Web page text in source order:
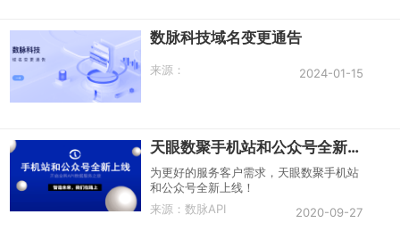
数脉科技域名变更通告
来源： 2024-01-15
天眼数聚手机站和公众号全新上线！
为更好的服务客户需求，天眼数聚手机站
和公众号全新上线！
来源：数脉API 2020-09-27